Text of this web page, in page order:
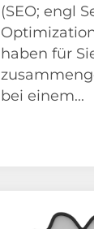
(SEO; engl
haben für
bei einem...